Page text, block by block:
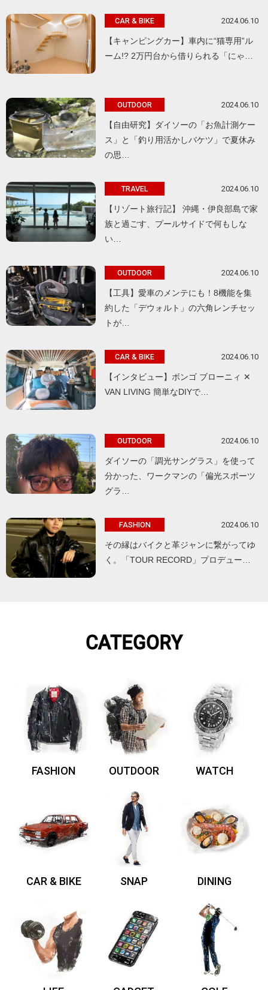
CAR & BIKE 2024.06.10
【キャンピングカー】車内に“猫専用”ル
ーム!? 2万円台から借りられる「にゃ…
OUTDOOR 2024.06.10
【自由研究】ダイソーの「お魚計測ケー
ス」と「釣り用活かしバケツ」で夏休み
の思…
TRAVEL 2024.06.10
【リゾート旅行記】 沖縄・伊良部島で家
族と過ごす、プールサイドで何もしな
い…
OUTDOOR 2024.06.10
【工具】愛車のメンテにも！8機能を集
約した「デウォルト」の六角レンチセッ
トが…
CAR & BIKE 2024.06.10
【インタビュー】ボンゴ ブローニィ ✕
VAN LIVING 簡単なDIYで…
OUTDOOR 2024.06.10
ダイソーの「調光サングラス」を使って
分かった、ワークマンの「偏光スポーツ
グラ…
FASHION 2024.06.10
その縁はバイクと革ジャンに繋がってゆ
く。「TOUR RECORD」プロデュー…
CATEGORY
FASHION OUTDOOR WATCH
CAR & BIKE SNAP DINING